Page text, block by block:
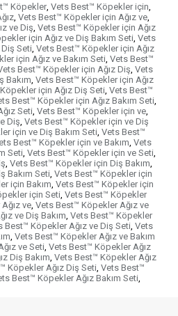
Köpekler, Vets Best™ Köpekler için
, Vets Best™ Köpekler için Ağız ve,
ve Diş Vets Best™ Köpekler için Ağız
için Ağız ve Diş Bakım Seti Vets
Seti Vets Best™ Köpekler için Ağız
için Ağız ve Bakım Seti Vets Best™
Best™ Köpekler için Ağız Diş Vets
Bakım Vets Best™ Köpekler için Ağız
için Ağız Diş Seti Vets Best™
Best™ Köpekler için Ağız Bakım Seti
Seti Vets Best™ Köpekler için ve,
Diş Vets Best™ Köpekler için ve Diş
için ve Diş Bakım Seti Vets Best™
Best™ Köpekler için ve Bakım Vets
Seti Vets Best™ Köpekler için ve Seti
Vets Best™ Köpekler için Diş Bakım
Bakım Seti Vets Best™ Köpekler için
için Bakım Vets Best™ Köpekler için
için Seti Vets Best™ Köpekler
ve Vets Best™ Köpekler Ağız ve
ve Diş Bakım Vets Best™ Köpekler
Best™ Köpekler Ağız ve Diş Seti Vets
Vets Best™ Köpekler Ağız ve Bakım
ve Seti Vets Best™ Köpekler Ağız
Diş Bakım Vets Best™ Köpekler Ağız
Köpekler Ağız Diş Seti Vets Best™
Best™ Köpekler Ağız Bakım Seti